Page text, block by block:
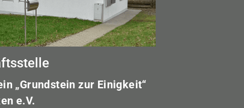
„Grundstein zur Einigkeit“
e.V.